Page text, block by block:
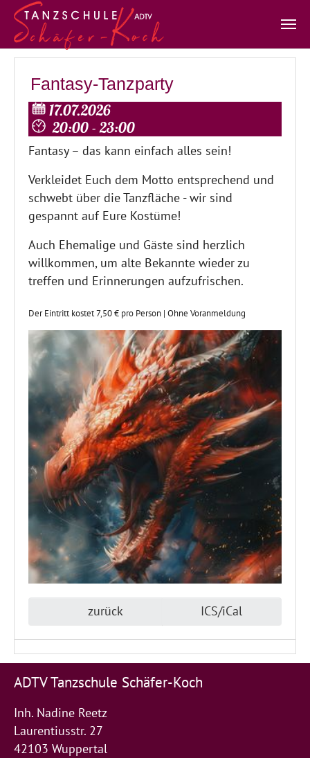
Zum Hauptinhalt springen
Fantasy-Tanzparty
17.07.2026
20:00 - 23:00
Fantasy – das kann einfach alles sein!
Verkleidet Euch dem Motto entsprechend und
schwebt über die Tanzfläche - wir sind
gespannt auf Eure Kostüme!
Auch Ehemalige und Gäste sind herzlich
willkommen, um alte Bekannte wieder zu
treffen und Erinnerungen aufzufrischen.
Der Eintritt kostet 7,50 € pro Person | Ohne Voranmeldung
zurück ICS/iCal
ADTV Tanzschule Schäfer-Koch
Inh. Nadine Reetz
Laurentiusstr. 27
42103 Wuppertal